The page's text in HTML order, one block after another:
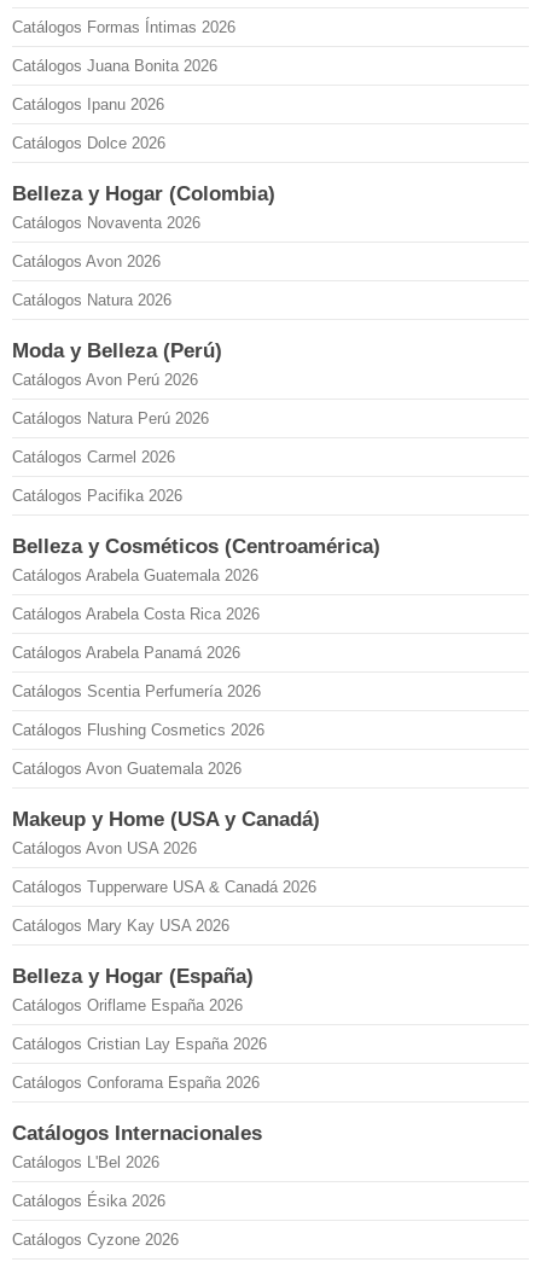
Catálogos Formas Íntimas 2026
Catálogos Juana Bonita 2026
Catálogos Ipanu 2026
Catálogos Dolce 2026
Belleza y Hogar (Colombia)
Catálogos Novaventa 2026
Catálogos Avon 2026
Catálogos Natura 2026
Moda y Belleza (Perú)
Catálogos Avon Perú 2026
Catálogos Natura Perú 2026
Catálogos Carmel 2026
Catálogos Pacifika 2026
Belleza y Cosméticos (Centroamérica)
Catálogos Arabela Guatemala 2026
Catálogos Arabela Costa Rica 2026
Catálogos Arabela Panamá 2026
Catálogos Scentia Perfumería 2026
Catálogos Flushing Cosmetics 2026
Catálogos Avon Guatemala 2026
Makeup y Home (USA y Canadá)
Catálogos Avon USA 2026
Catálogos Tupperware USA & Canadá 2026
Catálogos Mary Kay USA 2026
Belleza y Hogar (España)
Catálogos Oriflame España 2026
Catálogos Cristian Lay España 2026
Catálogos Conforama España 2026
Catálogos Internacionales
Catálogos L'Bel 2026
Catálogos Ésika 2026
Catálogos Cyzone 2026